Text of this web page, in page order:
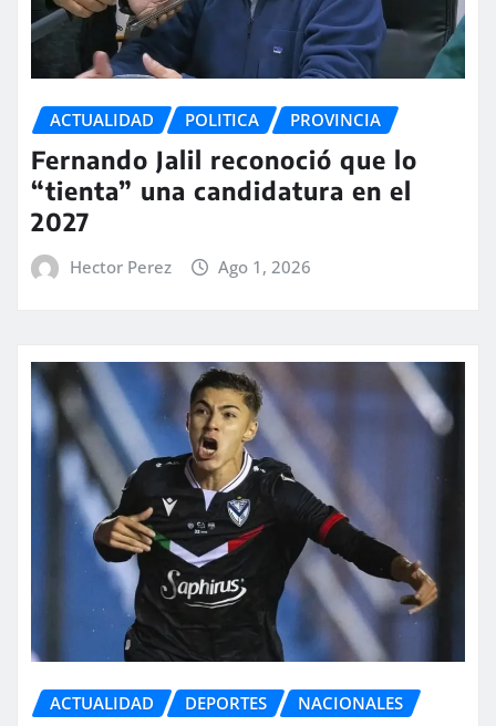
ACTUALIDAD POLITICA PROVINCIA
Fernando Jalil reconoció que lo
“tienta” una candidatura en el
2027
Hector Perez Ago 1, 2026
ACTUALIDAD DEPORTES NACIONALES